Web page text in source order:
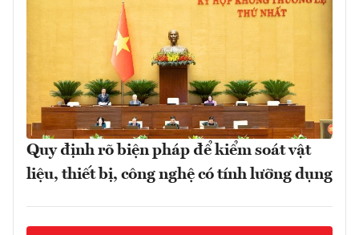
Quy định rõ biện pháp để kiểm soát vật
liệu, thiết bị, công nghệ có tính lưỡng dụng